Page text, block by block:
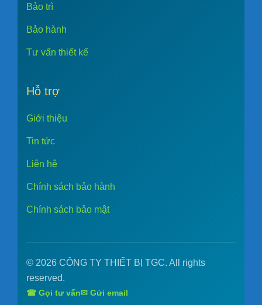
Bảo trì
Bảo hành
Tư vấn thiết kế
Hỗ trợ
Giới thiệu
Tin tức
Liên hệ
Chính sách bảo hành
Chính sách bảo mật
© 2026 CÔNG TY THIẾT BỊ TGC. All rights
reserved.
☎ Gọi tư vấn✉ Gửi email